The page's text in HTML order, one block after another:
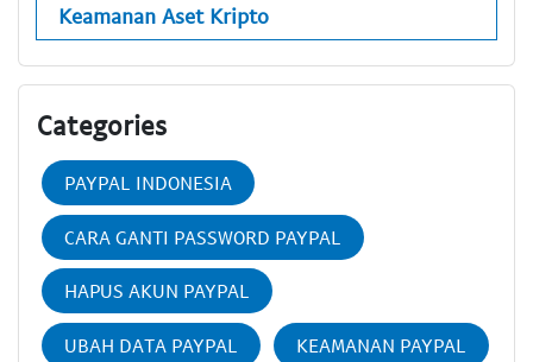
Keamanan Aset Kripto
Categories
PAYPAL INDONESIA
CARA GANTI PASSWORD PAYPAL
HAPUS AKUN PAYPAL
UBAH DATA PAYPAL KEAMANAN PAYPAL